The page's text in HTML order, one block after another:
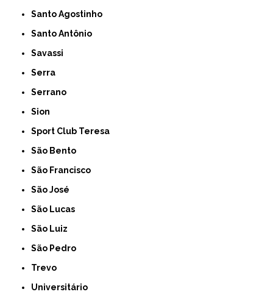
Santo Agostinho
Santo Antônio
Savassi
Serra
Serrano
Sion
Sport Club Teresa
São Bento
São Francisco
São José
São Lucas
São Luiz
São Pedro
Trevo
Universitário